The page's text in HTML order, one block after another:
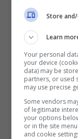
a inseguirlo.
Da allora la
ruvida degli
implacabile
sintetiche
vento e
Store
Learn
Your personal
your device
data) may be
partners, or used
may use precise
Some vendors
of legitimate
your options
or in the site
and cookie